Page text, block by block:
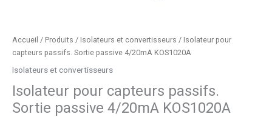
Accueil / Produits / Isolateurs et convertisseurs / Isolateur pour
capteurs passifs. Sortie passive 4/20mA KOS1020A
Isolateurs et convertisseurs
Isolateur pour capteurs passifs.
Sortie passive 4/20mA KOS1020A